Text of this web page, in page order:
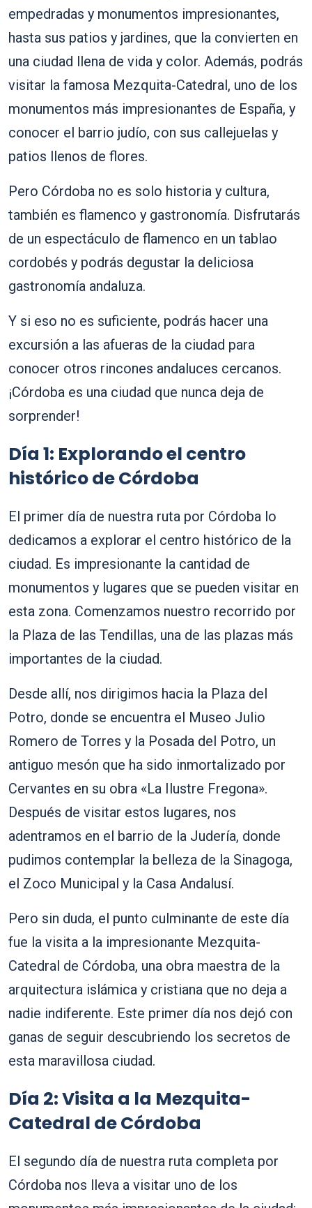
empedradas y monumentos impresionantes,
hasta sus patios y jardines, que la convierten en
una ciudad llena de vida y color. Además, podrás
visitar la famosa Mezquita-Catedral, uno de los
monumentos más impresionantes de España, y
conocer el barrio judío, con sus callejuelas y
patios llenos de flores.
Pero Córdoba no es solo historia y cultura,
también es flamenco y gastronomía. Disfrutarás
de un espectáculo de flamenco en un tablao
cordobés y podrás degustar la deliciosa
gastronomía andaluza.
Y si eso no es suficiente, podrás hacer una
excursión a las afueras de la ciudad para
conocer otros rincones andaluces cercanos.
¡Córdoba es una ciudad que nunca deja de
sorprender!
Día 1: Explorando el centro
histórico de Córdoba
El primer día de nuestra ruta por Córdoba lo
dedicamos a explorar el centro histórico de la
ciudad. Es impresionante la cantidad de
monumentos y lugares que se pueden visitar en
esta zona. Comenzamos nuestro recorrido por
la Plaza de las Tendillas, una de las plazas más
importantes de la ciudad.
Desde allí, nos dirigimos hacia la Plaza del
Potro, donde se encuentra el Museo Julio
Romero de Torres y la Posada del Potro, un
antiguo mesón que ha sido inmortalizado por
Cervantes en su obra «La Ilustre Fregona».
Después de visitar estos lugares, nos
adentramos en el barrio de la Judería, donde
pudimos contemplar la belleza de la Sinagoga,
el Zoco Municipal y la Casa Andalusí.
Pero sin duda, el punto culminante de este día
fue la visita a la impresionante Mezquita-
Catedral de Córdoba, una obra maestra de la
arquitectura islámica y cristiana que no deja a
nadie indiferente. Este primer día nos dejó con
ganas de seguir descubriendo los secretos de
esta maravillosa ciudad.
Día 2: Visita a la Mezquita-
Catedral de Córdoba
El segundo día de nuestra ruta completa por
Córdoba nos lleva a visitar uno de los